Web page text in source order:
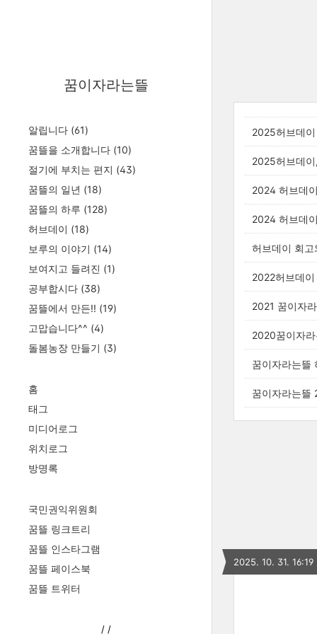
꿈이자라는뜰
알립니다 (61)
꿈뜰을 소개합니다 (10)
절기에 부치는 편지 (43)
꿈뜰의 일년 (18)
꿈뜰의 하루 (128)
허브데이 (18)
보루의 이야기 (14)
보여지고 들려진 (1)
공부합시다 (38)
꿈뜰에서 만든!! (19)
고맙습니다^^ (4)
돌봄농장 만들기 (3)
홈
태그
미디어로그
위치로그
방명록
국민권익위원회
꿈뜰 링크트리
꿈뜰 인스타그램
꿈뜰 페이스북
꿈뜰 트위터
/ /
2025허브데이
2025허브데
2024 허브데
2024 허브데
허브데이 회
2022허브데
2021 꿈이자
2020꿈이자
꿈이자라는뜰
꿈이자라는뜰
2025. 10. 31. 16:19